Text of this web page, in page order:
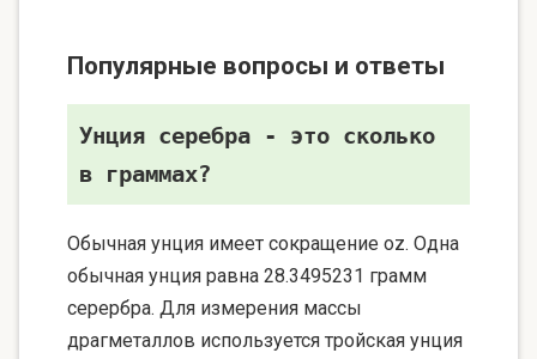
Популярные вопросы и ответы
Унция серебра - это сколько
в граммах?
Обычная унция имеет сокращение oz. Одна
обычная унция равна 28.3495231 грамм
серербра. Для измерения массы
драгметаллов используется тройская унция